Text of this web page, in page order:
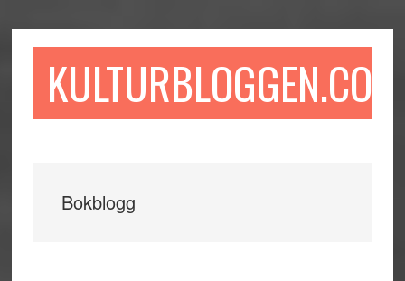
till
till
sidofältet
till
KULTURBLOGGEN.COM
Bokblogg